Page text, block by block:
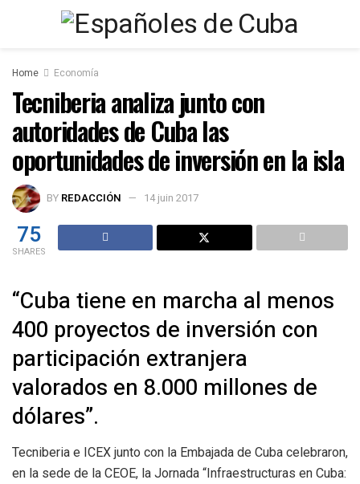
Home Economía
Tecniberia analiza junto con
autoridades de Cuba las
oportunidades de inversión en la isla
BY REDACCIÓN 14 juin 2017
75
SHARES
“Cuba tiene en marcha al menos
400 proyectos de inversión con
participación extranjera
valorados en 8.000 millones de
dólares”.
Tecniberia e ICEX junto con la Embajada de Cuba celebraron,
en la sede de la CEOE, la Jornada “Infraestructuras en Cuba: